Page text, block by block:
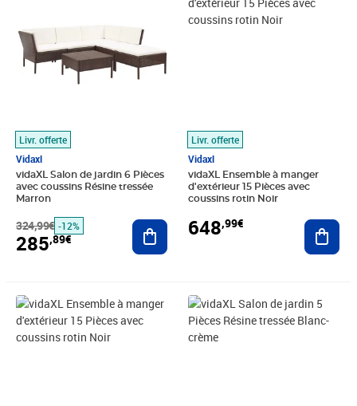
Livr. offerte
Vidaxl
vidaXL Salon de jardin 6 Pièces
avec coussins Résine tressée
Marron
324,99€ -12%
285,89€
Ajouter au panier
Livr. offerte
Vidaxl
vidaXL Ensemble à manger
d'extérieur 15 Pièces avec
coussins rotin Noir
648,99€
Prix 651,99€ Prix barré 378,99€
Prix 271,89€